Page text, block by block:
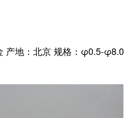
地：北京 规格：φ0.5-φ8.0